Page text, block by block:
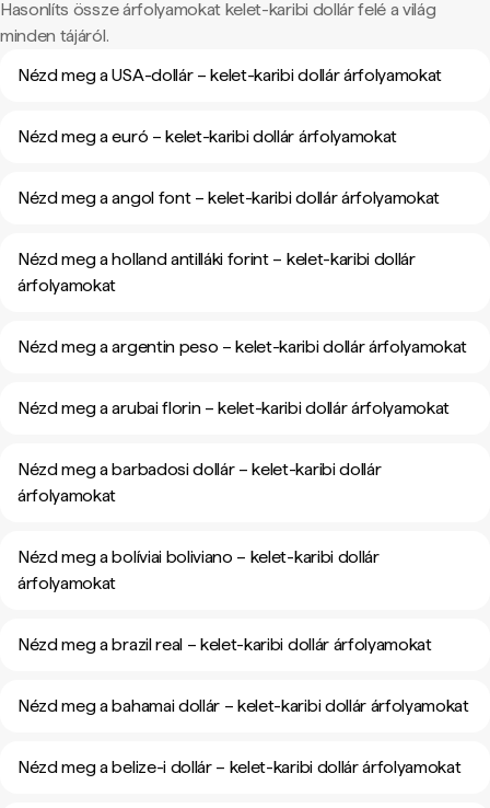
Hasonlíts össze árfolyamokat kelet-karibi dollár felé a világ
minden tájáról.
Nézd meg a USA-dollár – kelet-karibi dollár árfolyamokat
Nézd meg a euró – kelet-karibi dollár árfolyamokat
Nézd meg a angol font – kelet-karibi dollár árfolyamokat
Nézd meg a holland antilláki forint – kelet-karibi dollár
árfolyamokat
Nézd meg a argentin peso – kelet-karibi dollár árfolyamokat
Nézd meg a arubai florin – kelet-karibi dollár árfolyamokat
Nézd meg a barbadosi dollár – kelet-karibi dollár
árfolyamokat
Nézd meg a bolíviai boliviano – kelet-karibi dollár
árfolyamokat
Nézd meg a brazil real – kelet-karibi dollár árfolyamokat
Nézd meg a bahamai dollár – kelet-karibi dollár árfolyamokat
Nézd meg a belize-i dollár – kelet-karibi dollár árfolyamokat